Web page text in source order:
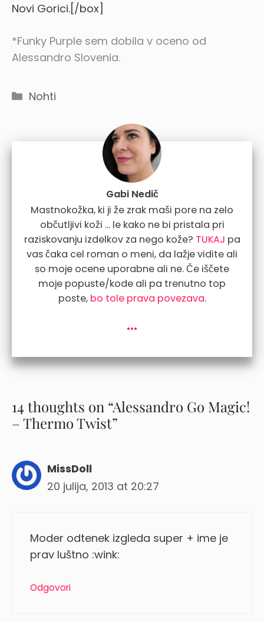
Novi Gorici.[/box]
*Funky Purple sem dobila v oceno od
Alessandro Slovenia.
Categories
Nohti
Gabi Nedič
Mastnokožka, ki ji že zrak maši pore na zelo
občutljivi koži ... le kako ne bi pristala pri
raziskovanju izdelkov za nego kože? TUKAJ pa
vas čaka cel roman o meni, da lažje vidite ali
so moje ocene uporabne ali ne. Če iščete
moje popuste/kode ali pa trenutno top
poste, bo tole prava povezava.
...
14 thoughts on “Alessandro Go Magic!
– Thermo Twist”
MissDoll
20 julija, 2013 at 20:27
Moder odtenek izgleda super + ime je
prav luštno :wink:
Odgovori